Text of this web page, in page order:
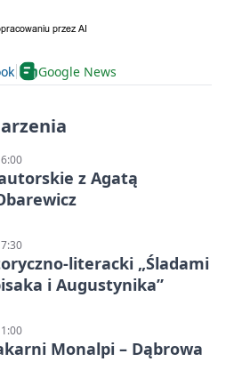
Google News
z Agatą
literacki „Śladami
i Augustynika”
Monalpi – Dąbrowa